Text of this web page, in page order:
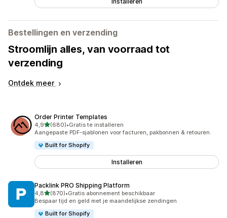
Bestellingen en verzending
Stroomlijn alles, van voorraad tot
verzending
Ontdek meer
Order Printer Templates
4,9van 5 sterren
(680)
680 recensies in totaal
•Gratis te installeren
Aangepaste PDF-sjablonen voor facturen, pakbonnen & retouren.
Built for Shopify
Installeren
Packlink PRO Shipping Platform
4,8van 5 sterren
(870)
870 recensies in totaal
•Gratis abonnement beschikbaar
Bespaar tijd en geld met je maandelijkse zendingen
Built for Shopify